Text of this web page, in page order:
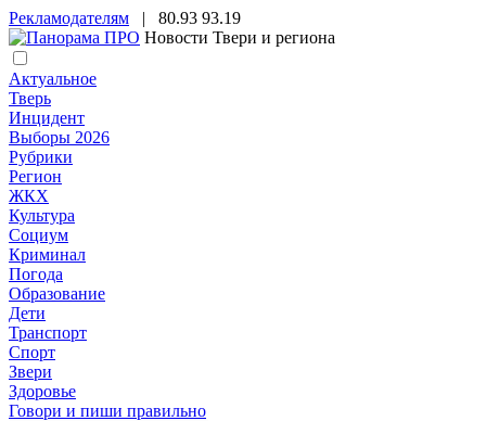
Рекламодателям | 80.93 93.19
Новости Твери и региона
Актуальное
Тверь
Инцидент
Выборы 2026
Рубрики
Регион
ЖКХ
Культура
Социум
Криминал
Погода
Образование
Дети
Транспорт
Спорт
Звери
Здоровье
Говори и пиши правильно